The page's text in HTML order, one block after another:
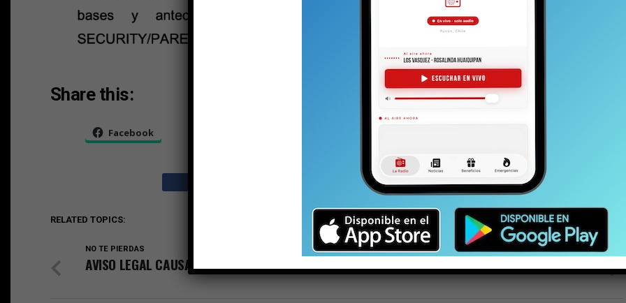
Share this:
Facebook
RELATED TOPICS:
TAMBIEN
AVISO LEGAL CAUSA C-2354-2O22
NO TE PIERDAS
AVISO LEGAL CAUSA C-2354-2O22